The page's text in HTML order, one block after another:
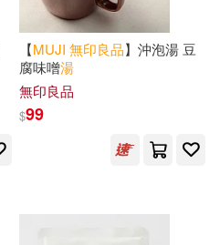
【MUJI 無印良品】沖泡湯 豆
腐味噌湯
無印良品
$99